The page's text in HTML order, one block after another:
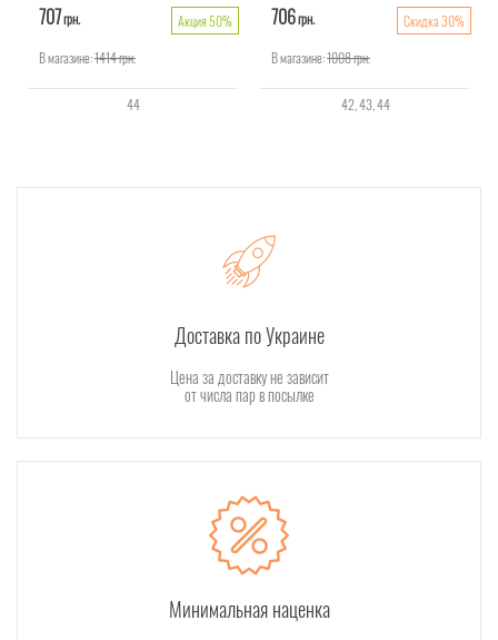
707грн.
Акция 50%
В магазине:1414грн.
44
706грн.
Скидка 30%
В магазине:1008грн.
42 43 44
Доставка по Украине
Цена за доставку не зависит
от числа пар в посылке
Минимальная наценка